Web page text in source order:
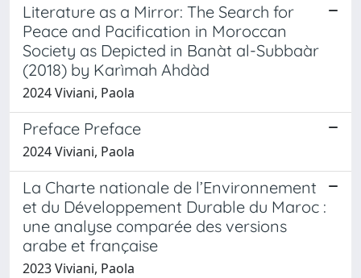
Literature as a Mirror: The Search for
Peace and Pacification in Moroccan
Society as Depicted in Banàt al-Subbaàr
(2018) by Karìmah Ahdàd
2024 Viviani, Paola
Preface Preface
2024 Viviani, Paola
La Charte nationale de l’Environnement
et du Développement Durable du Maroc :
une analyse comparée des versions
arabe et française
2023 Viviani, Paola